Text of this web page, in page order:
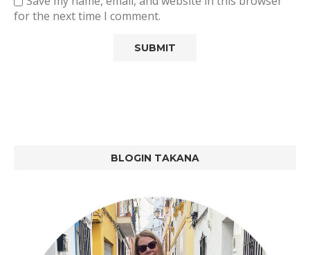
for the next time I comment.
BLOGIN TAKANA